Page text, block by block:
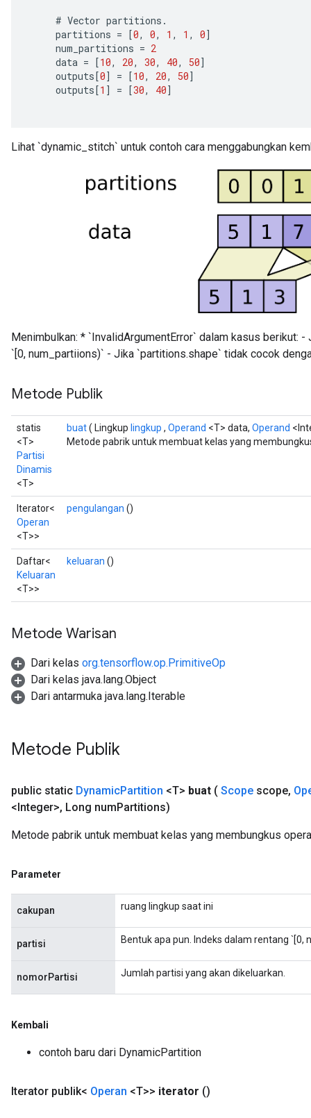
# Vector partitions .
partitions = [0, 0, 1 , 1 , 0]
num_partitions = 2
data = [10, 20, 30, 40, 50]
outputs[0] = [10, 20, 50]
outputs[1 ] = [30, 40]
Lihat `dynamic_stitch` untuk contoh cara menggabungkan
Menimbulkan: * `InvalidArgumentError` dalam kasus berikut:
`[0, num_partiions)` - Jika `partitions.shape` tidak cocok
Metode Publik
statis
<T>
Partisi
Dinamis
<T>
buat( Lingkup lingkup , Operand <T> data, Operand
Metode pabrik untuk membuat kelas yang
Iterator<
Operan
<T>>
pengulangan ()
Daftar<
Keluaran
<T>>
keluaran ()
Metode Warisan
Dari kelas org.tensorflow.op.PrimitiveOp
Dari kelas java.lang.Object
Dari antarmuka java.lang.Iterable
Metode Publik
public static DynamicPartition <T> buat ( Scope scope,
<Integer>, Long numPartitions)
Metode pabrik untuk membuat kelas yang membungkus
Parameter
cakupan ruang lingkup saat ini
partisi Bentuk apa pun. Indeks dalam rentang `[0,
nomorPartisi Jumlah partisi yang akan dikeluarkan.
Kembali
contoh baru dari DynamicPartition
Iterator publik< Operan <T>> iterator ()